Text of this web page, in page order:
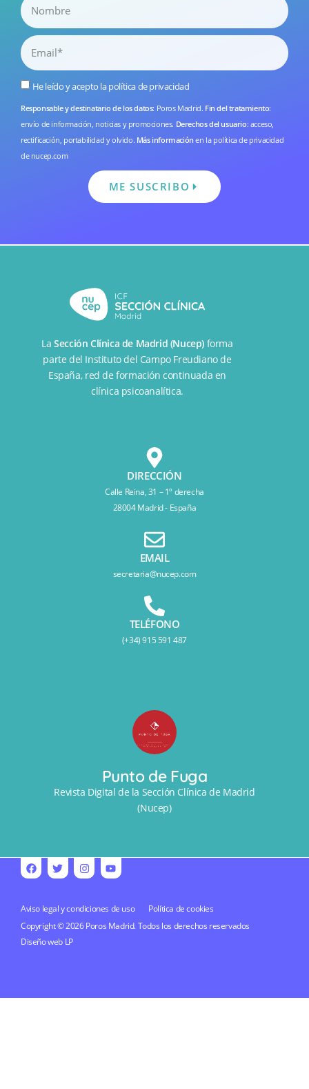
He leído y acepto lapolítica de privacidad
Responsable y destinatario de los datos: Poros Madrid. Fin del tratamiento:
envío de información, noticias y promociones. Derechos del usuario: acceso,
rectificación, portabilidad y olvido. Más información en la política de privacidad
de nucep.com
ME SUSCRIBO
LaSección Clínica de Madrid (Nucep) forma
parte del Instituto del Campo Freudiano de
España, red de formación continuada en
clínica psicoanalítica.
DIRECCIÓN
Calle Reina, 31 – 1º derecha
28004 Madrid - España
EMAIL
secretaria@nucep.com
TELÉFONO
(+34) 915 591 487
Punto de Fuga
Revista Digital de la Sección Clínica de Madrid
(Nucep)
Aviso legal y condiciones de uso
Política de cookies
Copyright © 2026 Poros Madrid. Todos los derechos reservados
Diseño web LP